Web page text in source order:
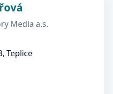
Media a.s.
Teplice